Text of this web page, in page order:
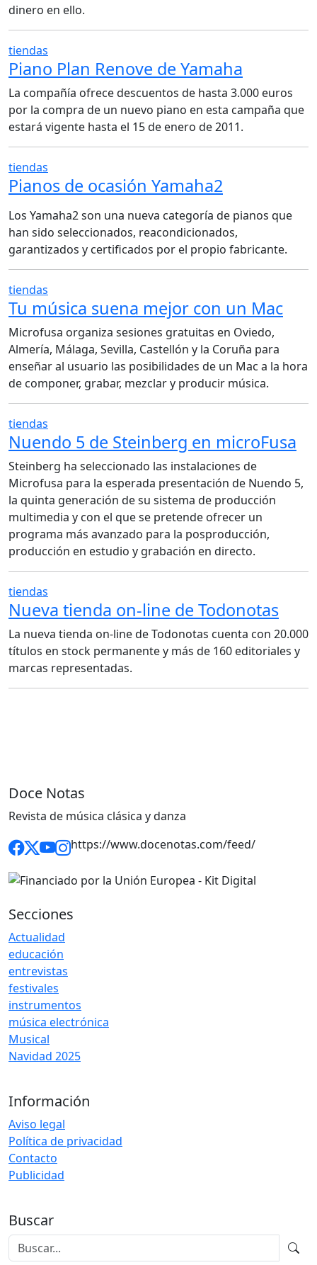
dinero en ello.
tiendas
Piano Plan Renove de Yamaha
La compañía ofrece descuentos de hasta 3.000 euros
por la compra de un nuevo piano en esta campaña que
estará vigente hasta el 15 de enero de 2011.
tiendas
Pianos de ocasión Yamaha2
Los Yamaha2 son una nueva categoría de pianos que
han sido seleccionados, reacondicionados,
garantizados y certificados por el propio fabricante.
tiendas
Tu música suena mejor con un Mac
Microfusa organiza sesiones gratuitas en Oviedo,
Almería, Málaga, Sevilla, Castellón y la Coruña para
enseñar al usuario las posibilidades de un Mac a la hora
de componer, grabar, mezclar y producir música.
tiendas
Nuendo 5 de Steinberg en microFusa
Steinberg ha seleccionado las instalaciones de
Microfusa para la esperada presentación de Nuendo 5,
la quinta generación de su sistema de producción
multimedia y con el que se pretende ofrecer un
programa más avanzado para la posproducción,
producción en estudio y grabación en directo.
tiendas
Nueva tienda on-line de Todonotas
La nueva tienda on-line de Todonotas cuenta con 20.000
títulos en stock permanente y más de 160 editoriales y
marcas representadas.
Doce Notas
Revista de música clásica y danza
https://www.docenotas.com/feed/
Secciones
Actualidad
educación
entrevistas
festivales
instrumentos
música electrónica
Musical
Navidad 2025
Información
Aviso legal
Política de privacidad
Contacto
Publicidad
Buscar